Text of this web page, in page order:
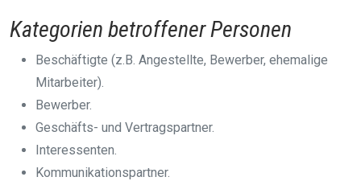
Kategorien betroffener Personen
Beschäftigte (z.B. Angestellte, Bewerber, ehemalige
Mitarbeiter).
Bewerber.
Geschäfts- und Vertragspartner.
Interessenten.
Kommunikationspartner.